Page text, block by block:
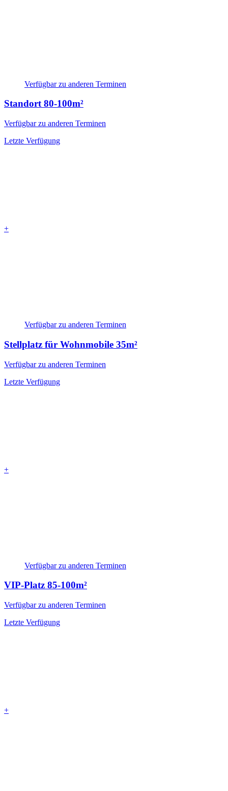
Verfügbar zu anderen Terminen
Standort80-100m²
Verfügbar zu anderen Terminen
Letzte Verfügung
+
Verfügbar zu anderen Terminen
Stellplatz für Wohnmobile 35m²
Verfügbar zu anderen Terminen
Letzte Verfügung
+
Verfügbar zu anderen Terminen
VIP-Platz 85-100m²
Verfügbar zu anderen Terminen
Letzte Verfügung
+